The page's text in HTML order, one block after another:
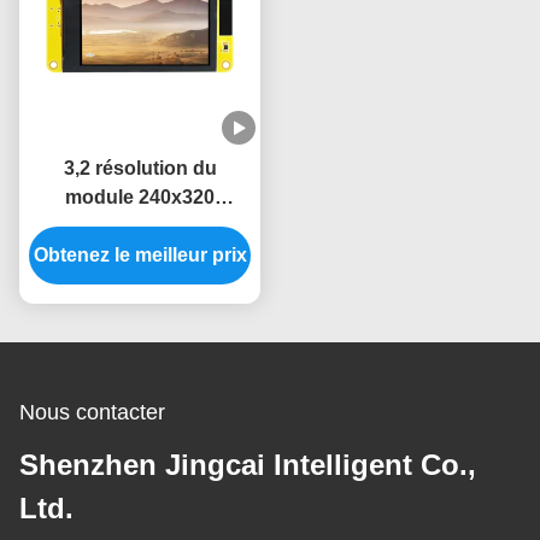
3,2 résolution du
module 240x320
d'affichage de
l'affichage à cristaux
liquides ESP32 de TFT
Obtenez le meilleur prix
Nous contacter
Shenzhen Jingcai Intelligent Co.,
Ltd.